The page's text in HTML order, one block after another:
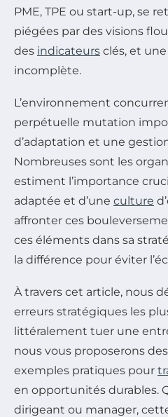
PME, TPE ou start-up, se
piégées par des visions
des indicateurs clés, et
incomplète.
L’environnement
perpétuelle mutation
d’adaptation et une
Nombreuses sont les
estiment l’importance
adaptée et d’une culture
affronter ces
ces éléments dans sa
la différence pour éviter
À travers cet article, nous
erreurs stratégiques les
littéralement tuer une
nous vous proposerons
exemples pratiques pour
en opportunités durables.
dirigeant ou manager,